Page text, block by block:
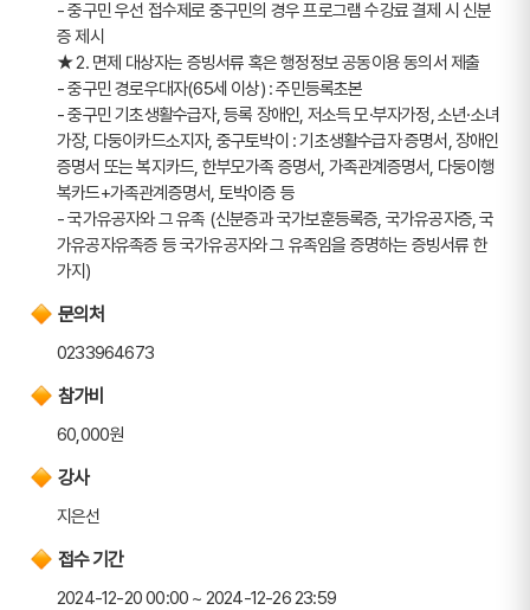
- 중구민 우선 접수제로 중구민의 경우 프로그램 수강료 결제 시 신분
증 제시
★ 2. 면제 대상자는 증빙서류 혹은 행정정보 공동이용 동의서 제출
- 중구민 경로우대자(65세 이상) : 주민등록초본
- 중구민 기초생활수급자, 등록 장애인, 저소득 모·부자가정, 소년·소녀
가장, 다둥이카드소지자, 중구토박이 : 기초생활수급자 증명서, 장애인
증명서 또는 복지카드, 한부모가족 증명서, 가족관계증명서, 다둥이행
복카드+가족관계증명서, 토박이증 등
- 국가유공자와 그 유족 (신분증과 국가보훈등록증, 국가유공자증, 국
가유공자유족증 등 국가유공자와 그 유족임을 증명하는 증빙서류 한
가지)
문의처
0233964673
참가비
60,000원
강사
지은선
접수 기간
2024-12-20 00:00 ~ 2024-12-26 23:59